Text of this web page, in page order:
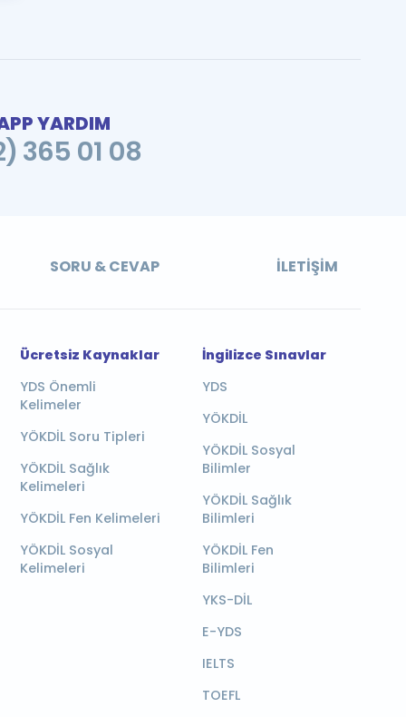
YARDIM
365 01 08
SORU & CEVAP İLETIŞIM
Ücretsiz Kaynaklar
YDS Önemli
Kelimeler
YÖKDİL Soru Tipleri
YÖKDİL Sağlık
Kelimeleri
YÖKDİL Fen Kelimeleri
YÖKDİL Sosyal
Kelimeleri
İngilizce Sınavlar
YDS
YÖKDİL
YÖKDİL Sosyal
Bilimler
YÖKDİL Sağlık
Bilimleri
YÖKDİL Fen
Bilimleri
YKS-DİL
E-YDS
IELTS
TOEFL